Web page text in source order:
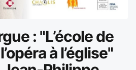
: "L’école de
à l’église"